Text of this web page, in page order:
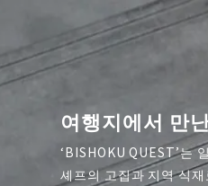
여행지에서 만
‘BISHOKU QUEST’는
셰프의 고집과 지역 식